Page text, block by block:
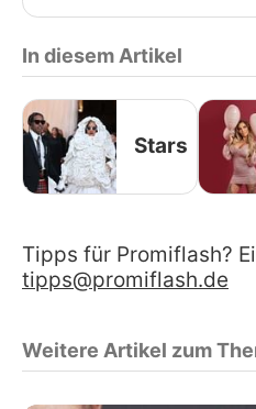
In diesem Artikel
Stars
Tipps für Promiflash?
tipps@promiflash.de
Weitere Artikel zum